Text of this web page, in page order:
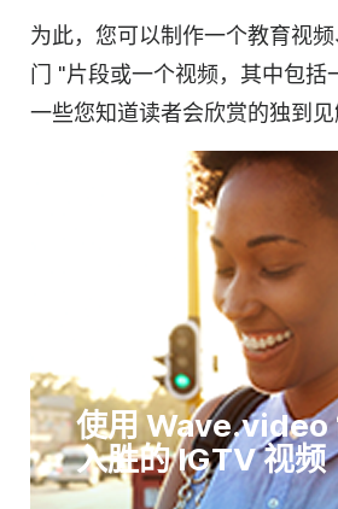
为此，您可以制作一个教育视频
门 "片段或一个视频，其中包括
一些您知道读者会欣赏的独到见
使用 Wave.video
入胜的 IGTV 视频